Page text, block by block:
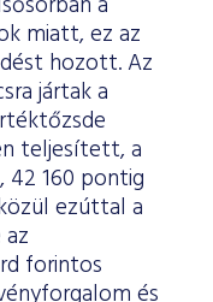
miatt, ez az
hozott. Az
jártak a
teljesített, a
42 160 pontig
ezúttal a
forintos
és